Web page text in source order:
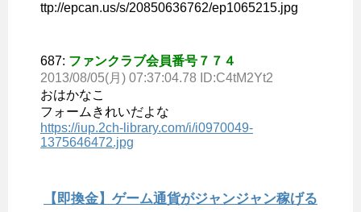
ttp://epcan.us/s/20850636762/ep1065215.jpg
687: ファンクラブ会員番号７７４
2013/08/05(月) 07:37:04.78 ID:C4tM2Yt2
おはかなこ
フォームきれいだよな
https://iup.2ch-library.com/i/i0970049-
1375646472.jpg
【即換金】ゲーム通貨がジャンジャン稼げる